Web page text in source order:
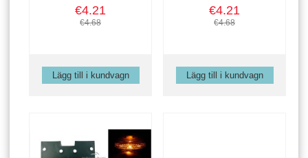
€4.21
€4.68
€4.21
€4.68